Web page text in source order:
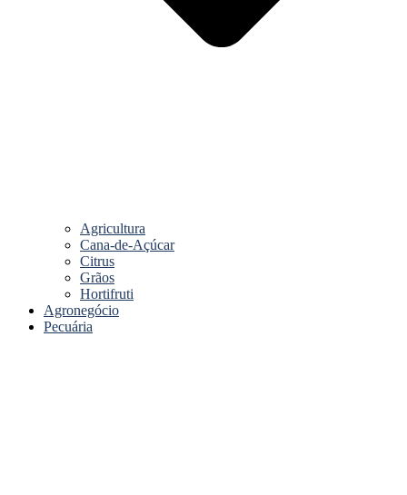
Agricultura
Cana-de-Açúcar
Citrus
Grãos
Hortifruti
Agronegócio
Pecuária